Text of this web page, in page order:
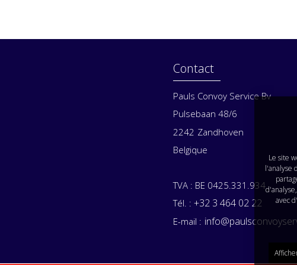
Contact
Pauls Convoy Service Bv
Pulsebaan 48/6
2242 Zandhoven
Belgique
TVA : BE 0425.331.934
Tél. : +32 3 464 02 22
E-mail :
Le site
l'analyse
avec